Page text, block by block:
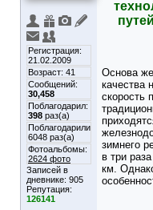
Регистрация:
21.02.2009
Возраст: 41
Сообщений:
30,458
Поблагодарил:
398 раз(а)
Поблагодарили
6048 раз(а)
Фотоальбомы:
2624 фото
Записей в
дневнике: 905
Репутация:
126141
Основа
качества
скорость
зимнего
в три
км.